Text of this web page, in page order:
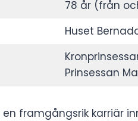
78 år (från
Huset
Prinsessan
framgångsrik karriär